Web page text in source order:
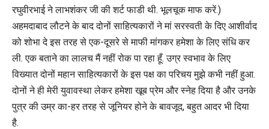
रघुवीरभाई ने लाभशंकर जी की शर्ट फाडी थी. भूलचूक माफ करें.)
अहमदाबाद लौटने के बाद दोनों साहित्यकारों ने मां सरस्वती के दिए आशीर्वाद
को शोभा दे इस तरह से एक-दूसरे से माफी मांगकर हमेशा के लिए संधि कर
ली. एक बताने का लालच मैं नहीं रोक पा रहा हूँ. उग्र स्वभाव के लिए
विख्यात दोनों महान साहित्यकारों के इस पक्ष का परिचय मुझे कभी नहीं हुआ.
दोनों ने ही मेरी युवावस्था लेकर हमेशा खूब प्रेम और स्नेह दिया है और उनके
पुत्र की उम्र का-हर तरह से जूनियर होने के बावजूद, बहुत आदर भी दिया
है.